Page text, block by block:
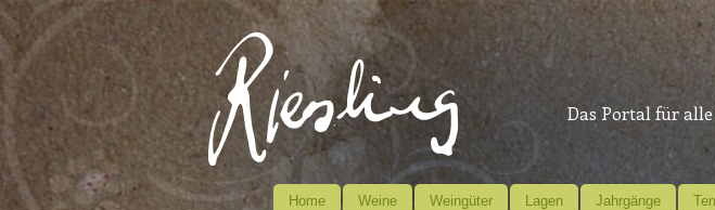
Das Portal für
Home Weine Weingüter Lagen Jahrgänge